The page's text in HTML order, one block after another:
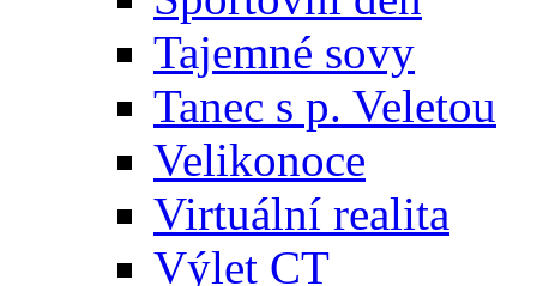
Tajemné sovy
Tanec s p. Veletou
Velikonoce
Virtuální realita
Výlet CT